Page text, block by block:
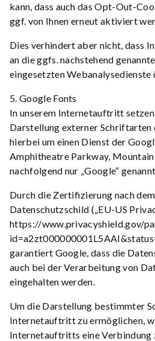
kann, dass auch das Opt-Out-
ggf. von Ihnen erneut aktiviert
Dies verhindert aber nicht, dass
an die ggfs. nachstehend
eingesetzten
5. Google Fonts
In unserem Internetauftritt
Darstellung externer Schriftarten
hierbei um einen Dienst der
Amphitheatre Parkway,
nachfolgend nur „Google“
Durch die Zertifizierung nach
Datenschutzschild („EU-US
https://www.privacyshield.gov/
garantiert Google, dass die
auch bei der Verarbeitung von
eingehalten werden.
Um die Darstellung bestimmter
Internetauftritt zu ermöglichen,
Internetauftritts eine Verbindung